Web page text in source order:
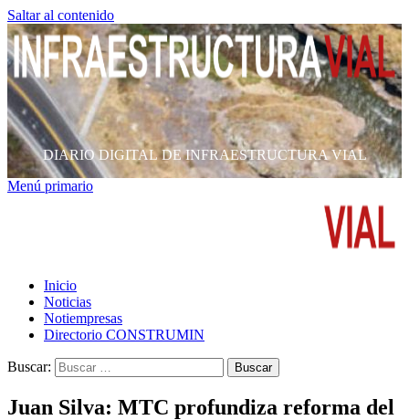
Saltar al contenido
DIARIO DIGITAL DE INFRAESTRUCTURA VIAL
Menú primario
Inicio
Noticias
Notiempresas
Directorio CONSTRUMIN
Buscar:
Juan Silva: MTC profundiza reforma del